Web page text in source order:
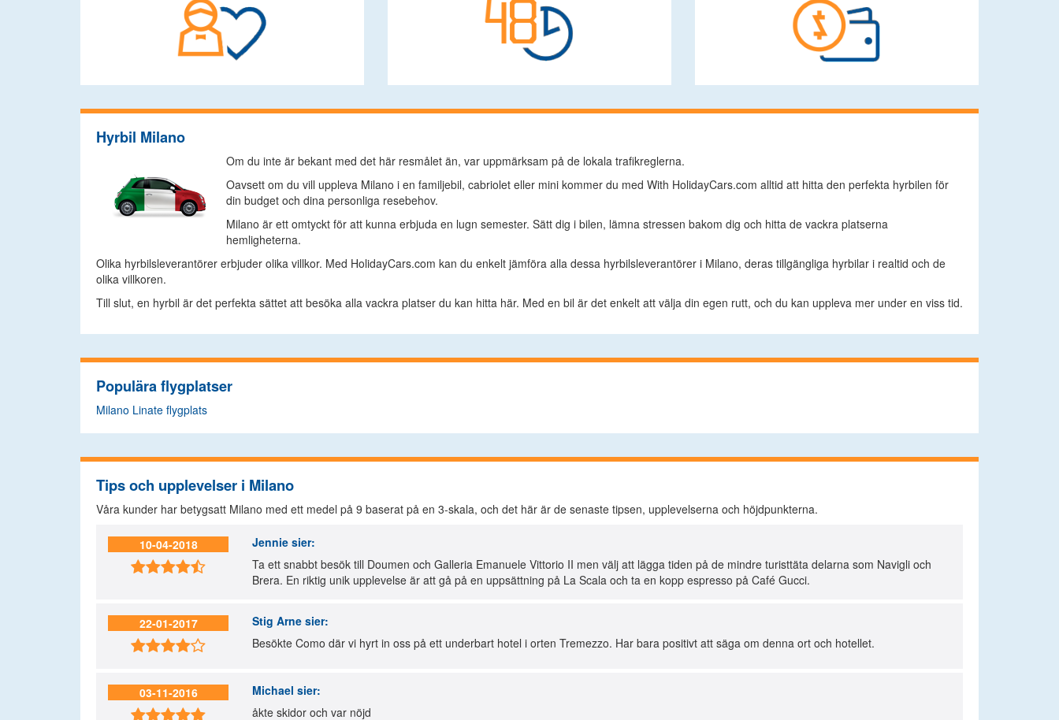
Hyrbil Milano
Om du inte är bekant med det här resmålet än, var uppmärksam på de lokala trafikreglerna.
Oavsett om du vill uppleva Milano i en familjebil, cabriolet eller mini kommer du med With HolidayCars.com alltid att hitta den perfekta hyrbilen för
din budget och dina personliga resebehov.
Milano är ett omtyckt för att kunna erbjuda en lugn semester. Sätt dig i bilen, lämna stressen bakom dig och hitta de vackra platserna
hemligheterna.
Olika hyrbilsleverantörer erbjuder olika villkor. Med HolidayCars.com kan du enkelt jämföra alla dessa hyrbilsleverantörer i Milano, deras tillgängliga hyrbilar i realtid och de
olika villkoren.
Till slut, en hyrbil är det perfekta sättet att besöka alla vackra platser du kan hitta här. Med en bil är det enkelt att välja din egen rutt, och du kan uppleva mer under en viss tid.
Populära flygplatser
Milano Linate flygplats
Tips och upplevelser i Milano
Våra kunder har betygsatt Milano med ett medel på 9 baserat på en 3-skala, och det här är de senaste tipsen, upplevelserna och höjdpunkterna.
10-04-2018

Jennie sier:
Ta ett snabbt besök till Doumen och Galleria Emanuele Vittorio II men välj att lägga tiden på de mindre turisttäta delarna som Navigli och
Brera. En riktig unik upplevelse är att gå på en uppsättning på La Scala och ta en kopp espresso på Café Gucci.
22-01-2017

Stig Arne sier:
Besökte Como där vi hyrt in oss på ett underbart hotel i orten Tremezzo. Har bara positivt att säga om denna ort och hotellet.
03-11-2016

Michael sier:
åkte skidor och var nöjd